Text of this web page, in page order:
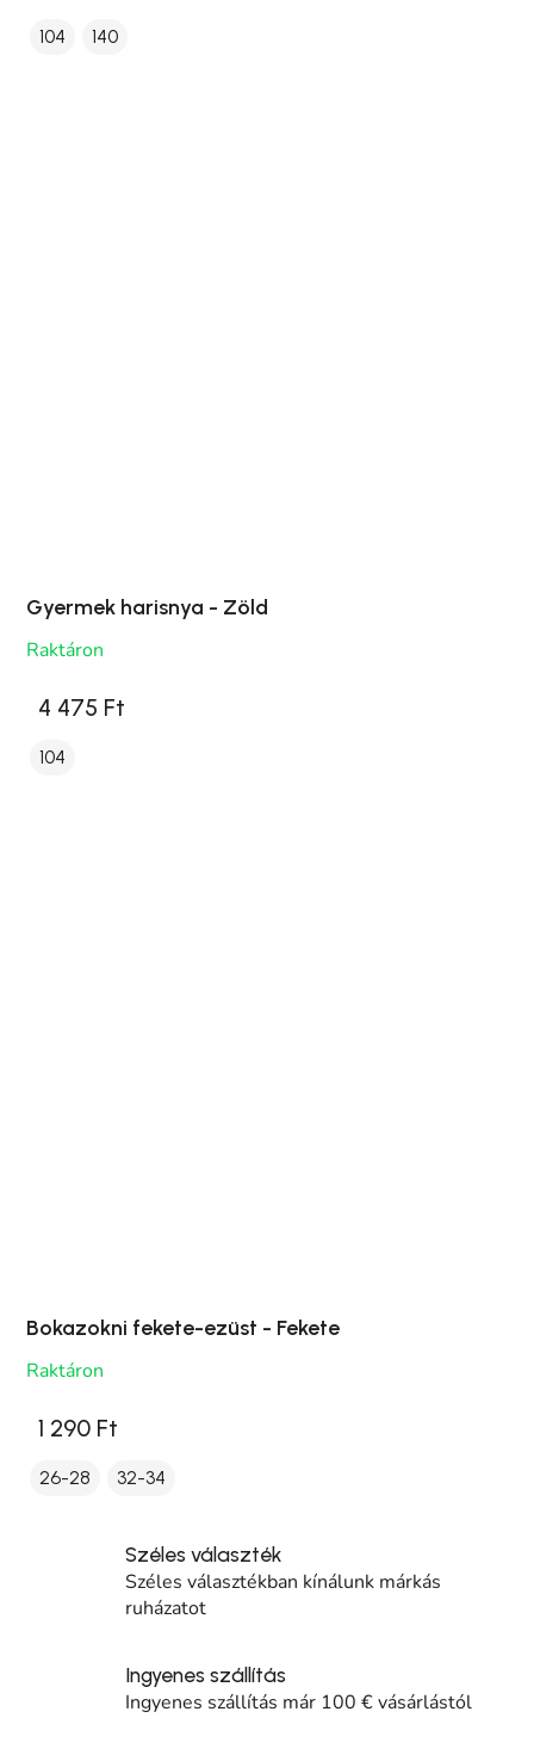
104 140
Gyermek harisnya - Zöld
Raktáron
4 475 Ft
104
Bokazokni fekete-ezüst - Fekete
Raktáron
1 290 Ft
26-28 32-34
Széles választék
Széles választékban kínálunk márkás
ruházatot
Ingyenes szállítás
Ingyenes szállítás már 100 € vásárlástól